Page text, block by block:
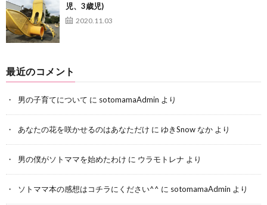
児、3歳児)
2020.11.03
最近のコメント
男の子育てについて に sotomamaAdmin より
あなたの花を咲かせるのはあなただけ に ゆきSnow なか より
男の僕がソトママを始めたわけ に ウラモトレナ より
ソトママ本の感想はコチラにください^^ に sotomamaAdmin より